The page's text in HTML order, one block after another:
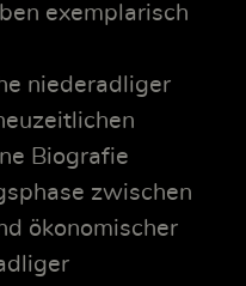
exemplarisch
niederadliger
Biografie
zwischen
ökonomischer